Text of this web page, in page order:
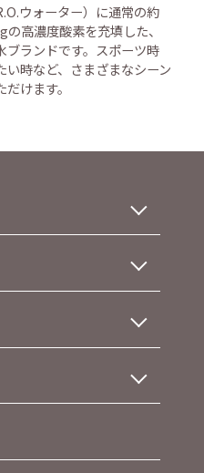
ウォーター）に通常の約
高濃度酸素を充填した、
ブランドです。スポーツ時
時など、さまざまなシーン
けます。